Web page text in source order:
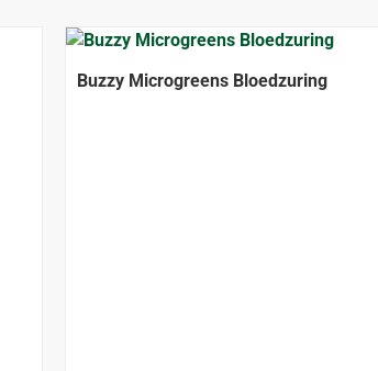
Buzzy Microgreens Bloedzuring